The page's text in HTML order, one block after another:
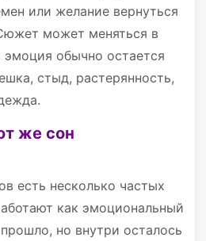
или желание вернуться
может меняться в
эмоция обычно остается
стыд, растерянность,
же сон
есть несколько частых
как эмоциональный
но внутри осталось